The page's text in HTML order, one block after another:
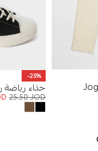
-25%
حذاء رياضة
25.50JOD